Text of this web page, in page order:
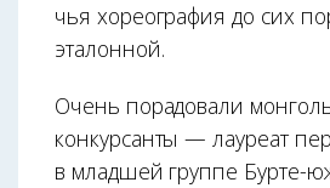
чья хореография до сих
эталонной.
Очень порадовали
конкурсанты — лауреат
в младшей группе Бурте-